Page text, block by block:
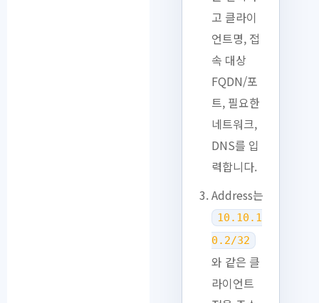
고 클라이
언트명, 접
속 대상
FQDN/포
트, 필요한
네트워크,
DNS를 입
력합니다.
Address는
10.10.1
0.2/32
와 같은 클
라이언트